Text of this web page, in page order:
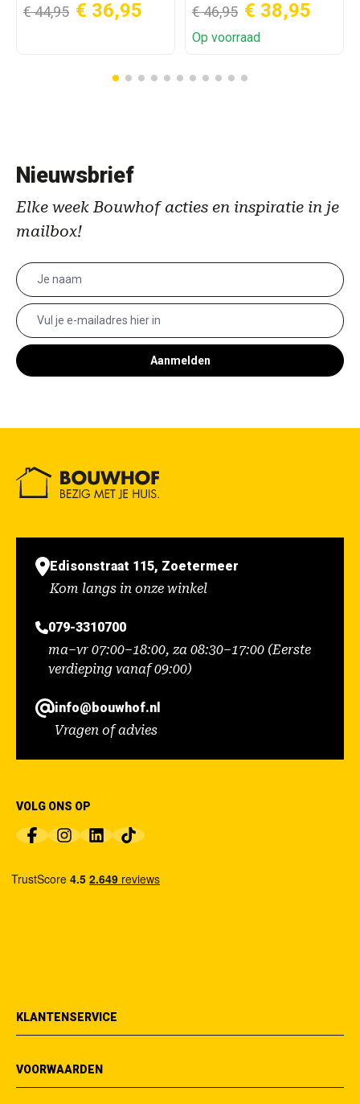
€ 44,95 € 36,95 € 46,95 € 38,95
Op voorraad
Nieuwsbrief
Elke week Bouwhof acties en inspiratie in je
mailbox!
Aanmelden
Edisonstraat 115, Zoetermeer
Kom langs in onze winkel
079-3310700
ma–vr 07:00–18:00, za 08:30–17:00 (Eerste
verdieping vanaf 09:00)
info@bouwhof.nl
Vragen of advies
VOLG ONS OP
KLANTENSERVICE
VOORWAARDEN